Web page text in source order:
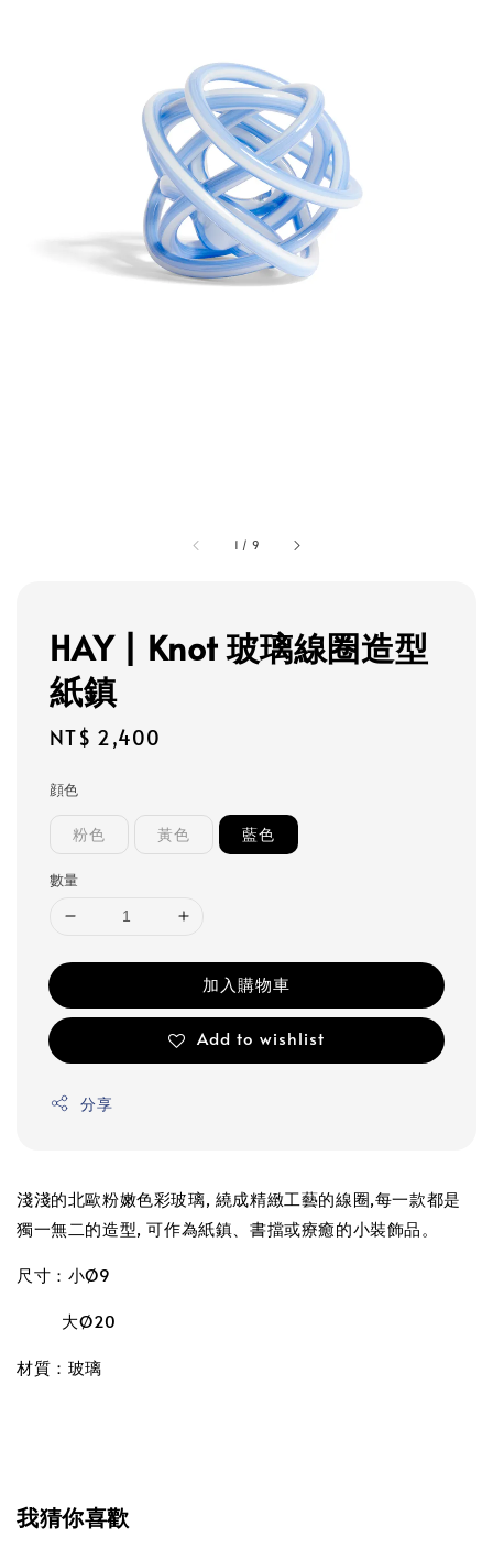
1 / 9
HAY | Knot 玻璃線圈造型
紙鎮
Regular
NT$ 2,400
顔色
粉色 黃色 藍色
數量
加入購物車
Add to wishlist
分享
淺淺的北歐粉嫩色彩玻璃, 繞成精緻工藝的線圈,每一款都是
獨一無二的造型, 可作為紙鎮、書擋或療癒的小裝飾品。
尺寸：小Ø9
大Ø20
材質：玻璃
我猜你喜歡